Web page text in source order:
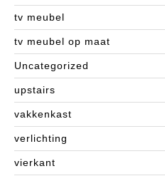
tv meubel
tv meubel op maat
Uncategorized
upstairs
vakkenkast
verlichting
vierkant